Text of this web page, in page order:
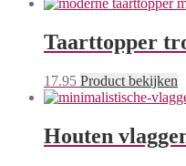
Taarttopper
17.95 Product bekijken
Houten